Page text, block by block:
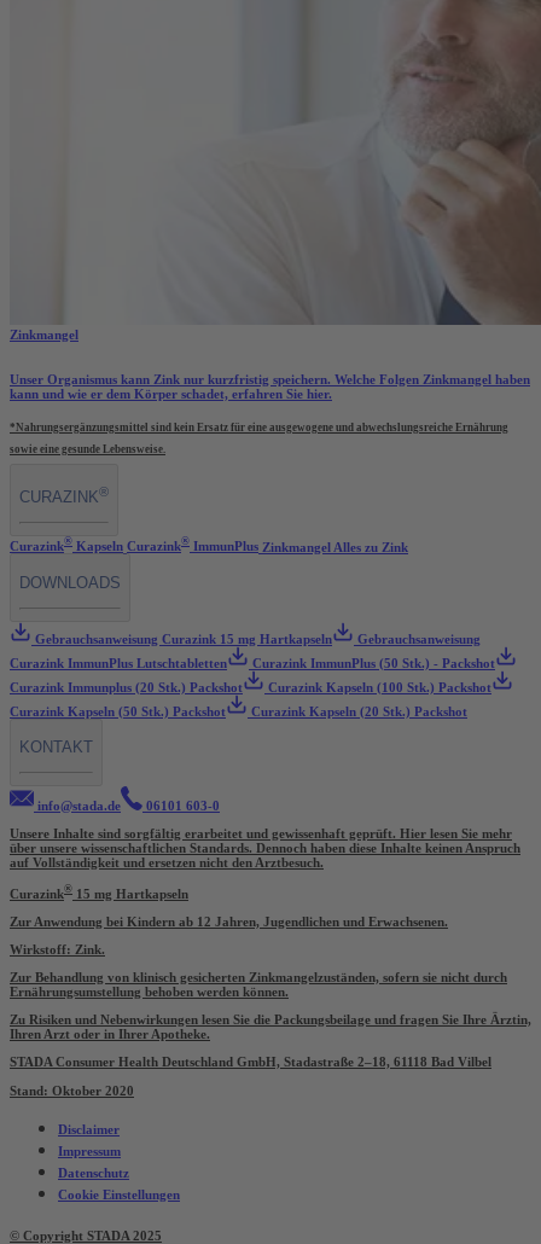
Zinkmangel
Unser Organismus kann Zink nur kurzfristig speichern. Welche Folgen Zinkmangel haben
kann und wie er dem Körper schadet, erfahren Sie hier.
*Nahrungsergänzungsmittel sind kein Ersatz für eine ausgewogene und abwechslungsreiche Ernährung
sowie eine gesunde Lebensweise.
CURAZINK®
Curazink® Kapseln Curazink® ImmunPlus Zinkmangel Alles zu Zink
DOWNLOADS
Gebrauchsanweisung Curazink 15 mg Hartkapseln
Gebrauchsanweisung
Curazink ImmunPlus Lutschtabletten
Curazink ImmunPlus (50 Stk.) - Packshot
Curazink Immunplus (20 Stk.) Packshot
Curazink Kapseln (100 Stk.) Packshot
Curazink Kapseln (50 Stk.) Packshot
Curazink Kapseln (20 Stk.) Packshot
KONTAKT
info@stada.de
06101 603-0
Unsere Inhalte sind sorgfältig erarbeitet und gewissenhaft geprüft. Hier lesen Sie mehr
über unsere wissenschaftlichen Standards. Dennoch haben diese Inhalte keinen Anspruch
auf Vollständigkeit und ersetzen nicht den Arztbesuch.
Curazink® 15 mg Hartkapseln
Zur Anwendung bei Kindern ab 12 Jahren, Jugendlichen und Erwachsenen.
Wirkstoff: Zink.
Zur Behandlung von klinisch gesicherten Zinkmangelzuständen, sofern sie nicht durch
Ernährungsumstellung behoben werden können.
Zu Risiken und Nebenwirkungen lesen Sie die Packungsbeilage und fragen Sie Ihre Ärztin,
Ihren Arzt oder in Ihrer Apotheke.
STADA Consumer Health Deutschland GmbH, Stadastraße 2–18, 61118 Bad Vilbel
Stand: Oktober 2020
Disclaimer
Impressum
Datenschutz
Cookie Einstellungen
© Copyright STADA 2025